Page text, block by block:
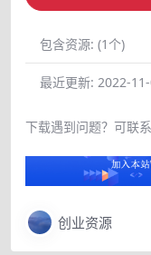
包含资源: (1个)
最近更新: 2022-
下载遇到问题？可联
创业资源